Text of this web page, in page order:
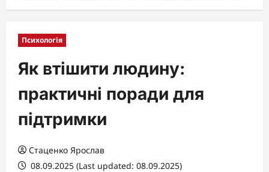
Психологія
Як втішити людину:
практичні поради для
підтримки
Стаценко Ярослав
08.09.2025 (Last updated: 08.09.2025)